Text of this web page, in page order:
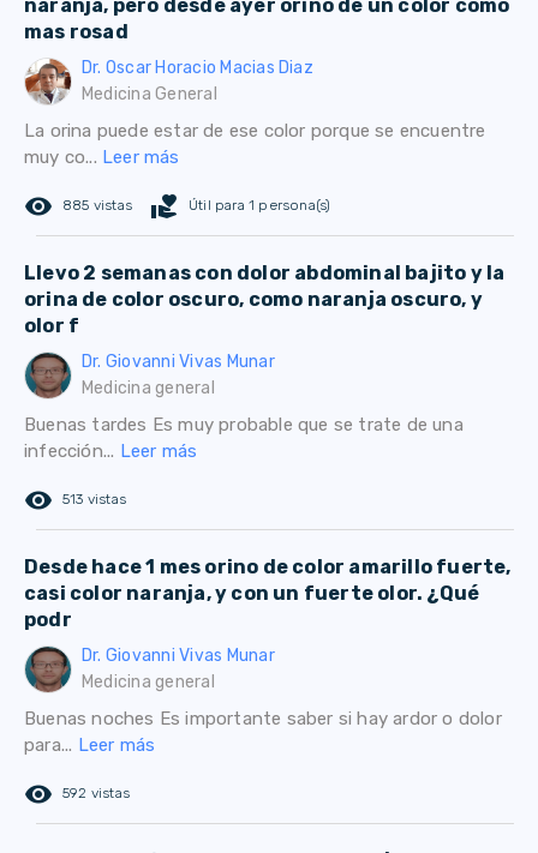
naranja, pero desde ayer orino de un color como
mas rosad
Dr. Oscar Horacio Macias Diaz
Medicina General
La orina puede estar de ese color porque se encuentre
muy co... Leer más
remove_red_eye 885 vistas volunteer_activism Útil para 1 persona(s)
Llevo 2 semanas con dolor abdominal bajito y la
orina de color oscuro, como naranja oscuro, y
olor f
Dr. Giovanni Vivas Munar
Medicina general
Buenas tardes Es muy probable que se trate de una
infección... Leer más
remove_red_eye 513 vistas
Desde hace 1 mes orino de color amarillo fuerte,
casi color naranja, y con un fuerte olor. ¿Qué
podr
Dr. Giovanni Vivas Munar
Medicina general
Buenas noches Es importante saber si hay ardor o dolor
para... Leer más
remove_red_eye 592 vistas